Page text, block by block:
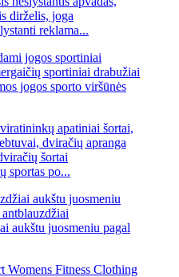
reklama...
jogos sporto viršūnės
sportas po...
aukštu juosmeniu pagal